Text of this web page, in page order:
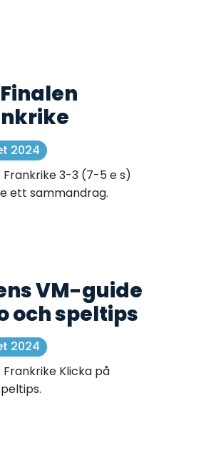
2024
Frankrike 3-3 (7-5 e s)
ett sammandrag.
VM-guide
och speltips
2024
Frankrike Klicka på